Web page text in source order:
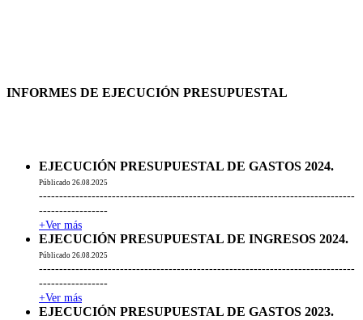
INFORMES DE EJECUCIÓN PRESUPUESTAL
EJECUCIÓN PRESUPUESTAL DE GASTOS 2024.
Públicado 26.08.2025
------------------------------------------------------------------------------
-----------------
+Ver más
EJECUCIÓN PRESUPUESTAL DE INGRESOS 2024.
Públicado 26.08.2025
------------------------------------------------------------------------------
-----------------
+Ver más
EJECUCIÓN PRESUPUESTAL DE GASTOS 2023.